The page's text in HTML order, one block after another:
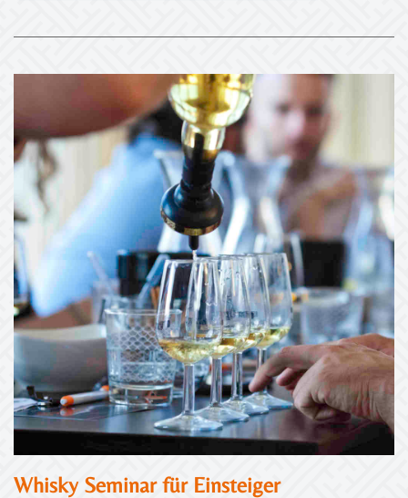
Whisky Seminar für Einsteiger